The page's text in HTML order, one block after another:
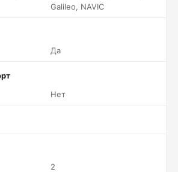
Galileo, NAVIC
Да
Нет
2